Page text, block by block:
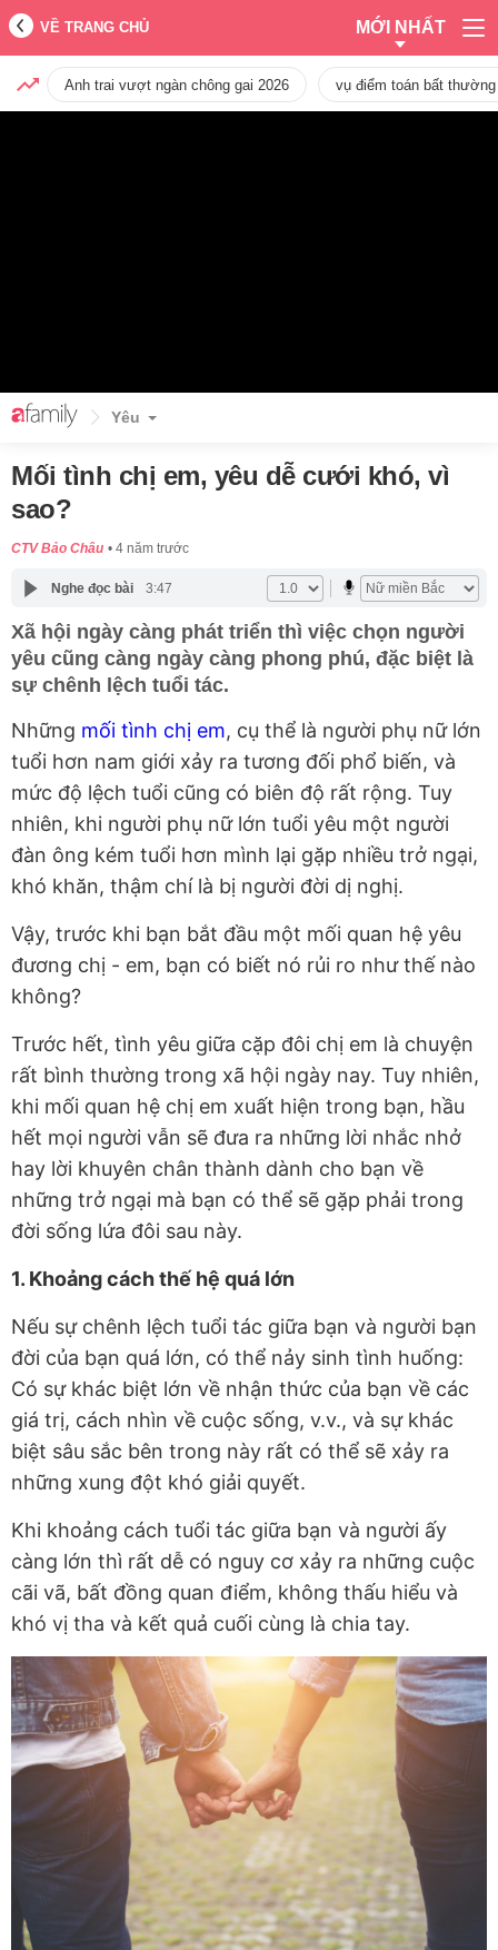
VỀ TRANG CHỦ MỚI NHẤT
Anh trai vượt ngàn chông gai 2026 vụ điểm toán bất
Yêu
Mối tình chị em, yêu dễ cưới khó, vì
sao?
CTV Bảo Châu 4 năm trước
Nghe đọc bài 3:47
Xã hội ngày càng phát triển thì việc chọn người
yêu cũng càng ngày càng phong phú, đặc biệt là
sự chênh lệch tuổi tác.
Những mối tình chị em, cụ thể là người phụ nữ lớn
tuổi hơn nam giới xảy ra tương đối phổ biến, và
mức độ lệch tuổi cũng có biên độ rất rộng. Tuy
nhiên, khi người phụ nữ lớn tuổi yêu một người
đàn ông kém tuổi hơn mình lại gặp nhiều trở ngại,
khó khăn, thậm chí là bị người đời dị nghị.
Vậy, trước khi bạn bắt đầu một mối quan hệ yêu
đương chị - em, bạn có biết nó rủi ro như thế nào
không?
Trước hết, tình yêu giữa cặp đôi chị em là chuyện
rất bình thường trong xã hội ngày nay. Tuy nhiên,
khi mối quan hệ chị em xuất hiện trong bạn, hầu
hết mọi người vẫn sẽ đưa ra những lời nhắc nhở
hay lời khuyên chân thành dành cho bạn về
những trở ngại mà bạn có thể sẽ gặp phải trong
đời sống lứa đôi sau này.
1. Khoảng cách thế hệ quá lớn
Nếu sự chênh lệch tuổi tác giữa bạn và người bạn
đời của bạn quá lớn, có thể nảy sinh tình huống:
Có sự khác biệt lớn về nhận thức của bạn về các
giá trị, cách nhìn về cuộc sống, v.v., và sự khác
biệt sâu sắc bên trong này rất có thể sẽ xảy ra
những xung đột khó giải quyết.
Khi khoảng cách tuổi tác giữa bạn và người ấy
càng lớn thì rất dễ có nguy cơ xảy ra những cuộc
cãi vã, bất đồng quan điểm, không thấu hiểu và
khó vị tha và kết quả cuối cùng là chia tay.